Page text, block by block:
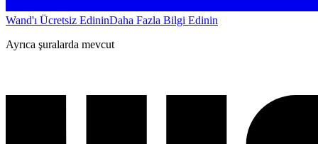
Wand'ı Ücretsiz EdininDaha Fazla Bilgi Edinin
Ayrıca şuralarda mevcut